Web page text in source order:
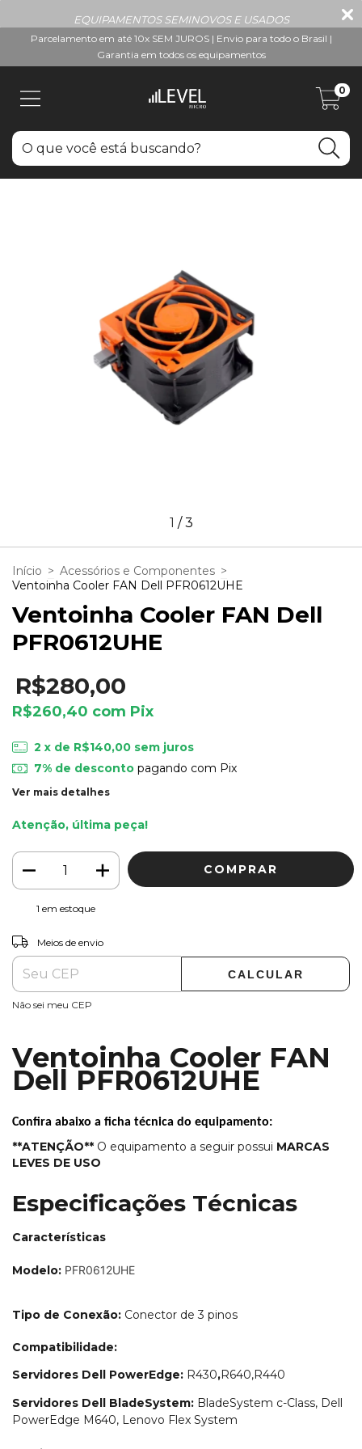
EQUIPAMENTOS SEMINOVOS E USADOS
Parcelamento em até 10x SEM JUROS | Envio para todo o Brasil |
Garantia em todos os equipamentos
0
1 /3
Início > Acessórios e Componentes >
Ventoinha Cooler FAN Dell PFR0612UHE
Ventoinha Cooler FAN Dell
PFR0612UHE
R$280,00
R$260,40 com Pix
2 x de R$140,00 sem juros
7% de descontopagando com Pix
Ver mais detalhes
Atenção, última peça!
1 em estoque
Entregas para o CEP:
Meios de envio
CALCULAR
Não sei meu CEP
Ventoinha Cooler FAN
Dell PFR0612UHE
Confira abaixo a ficha técnica do equipamento:
**ATENÇÃO** O equipamento a seguir possui MARCAS
LEVES DE USO
Especificações Técnicas
Características
Modelo: PFR0612UHE
Tipo de Conexão: Conector de 3 pinos
Compatibilidade:
Servidores Dell PowerEdge: R430,R640,R440
Servidores Dell BladeSystem: BladeSystem c-Class, Dell
PowerEdge M640, Lenovo Flex System